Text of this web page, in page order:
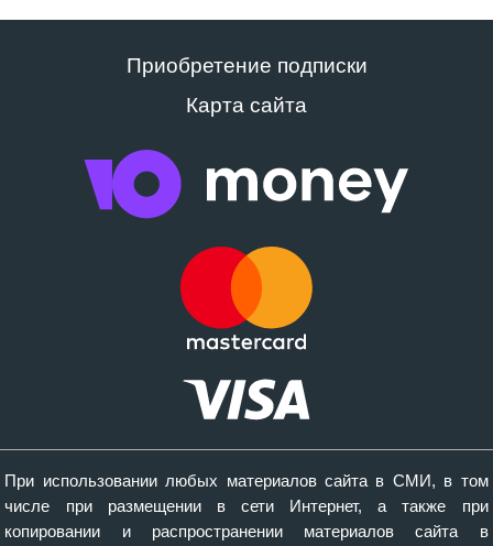
Приобретение подписки
Карта сайта
При использовании любых материалов сайта в СМИ, в том
числе при размещении в сети Интернет, а также при
копировании и распространении материалов сайта в